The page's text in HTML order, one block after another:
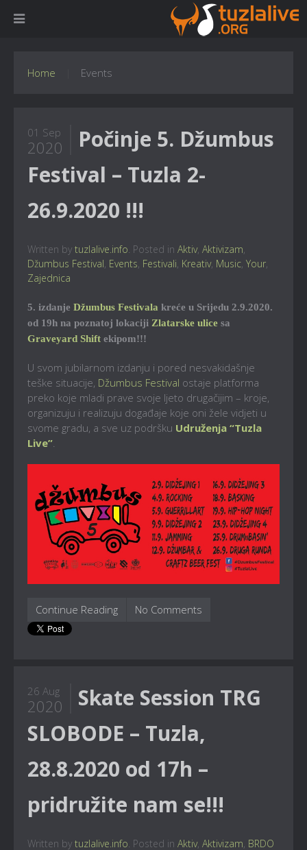
Home Events
01 Sep
2020
Počinje 5. Džumbus
Festival – Tuzla 2-
26.9.2020 !!!
Written by tuzlalive.info. Posted in Aktiv, Aktivizam,
Džumbus Festival, Events, Festivali, Kreativ, Music, Your,
Zajednica
5. izdanje Džumbus Festivala kreće u Srijedu 2.9.2020.
od 19h na poznatoj lokaciji Zlatarske ulice sa
Graveyard Shift ekipom!!!
U svom jubilarnom izdanju i pored nesvakidašnje
teške situacije, Džumbus Festival ostaje platforma
preko koje mladi prave svoje ljeto drugačijim – kroje,
organizuju i realizuju događaje koje oni žele vidjeti u
svome gradu, a sve uz podršku Udruženja “Tuzla
Live”.
Continue Reading No Comments
26 Aug
2020
Skate Session TRG
SLOBODE – Tuzla,
28.8.2020 od 17h –
pridružite nam se!!!
Written by tuzlalive.info. Posted in Aktiv, Aktivizam, BRDO